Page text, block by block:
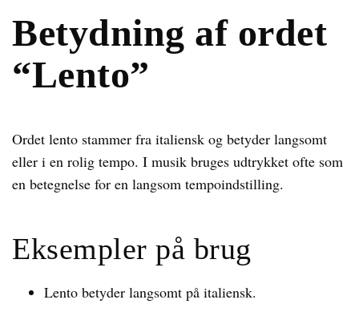
Betydning af ordet
“Lento”
Ordet lento stammer fra italiensk og betyder langsomt
eller i en rolig tempo. I musik bruges udtrykket ofte som
en betegnelse for en langsom tempoindstilling.
Eksempler på brug
Lento betyder langsomt på italiensk.